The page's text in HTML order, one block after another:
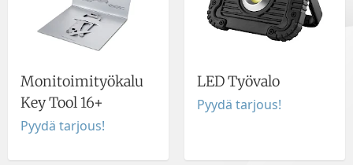
Monitoimityökalu
Key Tool 16+
Pyydä tarjous!
LED Työvalo
Pyydä tarjous!